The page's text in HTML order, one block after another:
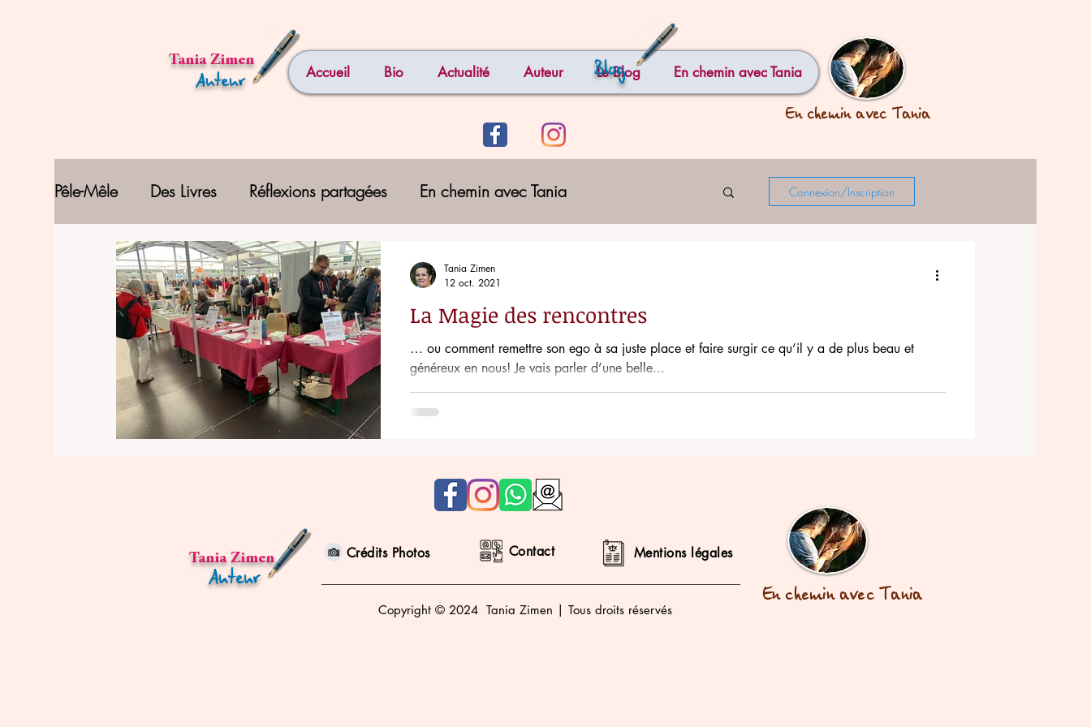
Accueil Bio Actualité Auteur Le Blog En chemin avec Tania
Blog
Tania Zimen
Auteur
En chemin avec Tania
Pêle-Mêle Des Livres Réflexions partagées En chemin avec Tania Connexion/Inscription
La Magie des rencontres
… ou comment remettre son ego à sa juste place et faire surgir ce qu’il y a de plus beau et
généreux en nous! Je vais parler d’une belle...
Tania Zimen
12 oct. 2021
Crédits Photos Contact Mentions légales
Copyright © 2024 Tania Zimen | Tous droits réservés
Tania Zimen
Auteur
En chemin avec Tania